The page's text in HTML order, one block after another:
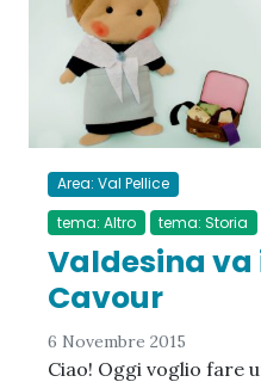
Area: Val Pellice
tema: Altro
tema: Storia
Valdesina
Cavour
6 Novembre 2015
Ciao! Oggi voglio fare